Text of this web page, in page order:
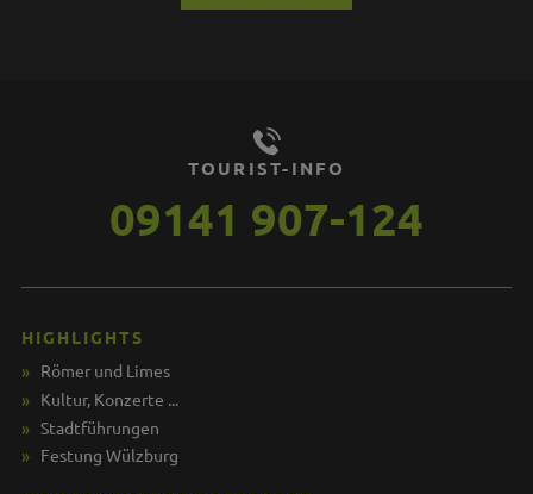
TOURIST-INFO
09141 907-124
HIGHLIGHTS
Römer und Limes
Kultur, Konzerte ...
Stadtführungen
Festung Wülzburg